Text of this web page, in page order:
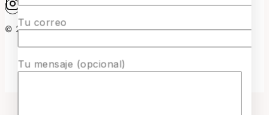
© 2026 Surmaquetas
Tu correo
Tu mensaje (opcional)